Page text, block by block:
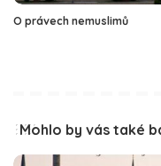
O právech nemuslimů
Mohlo by vás také